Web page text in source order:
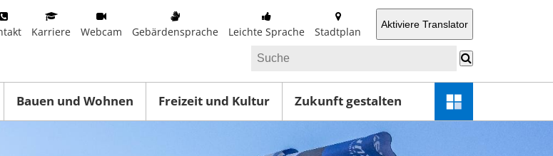
Karriere Webcam Gebärdensprache Leichte Sprache Stadtplan
Aktiviere Translator
Bauen und Wohnen Freizeit und Kultur Zukunft gestalten
Schnellzugriff-
Menü